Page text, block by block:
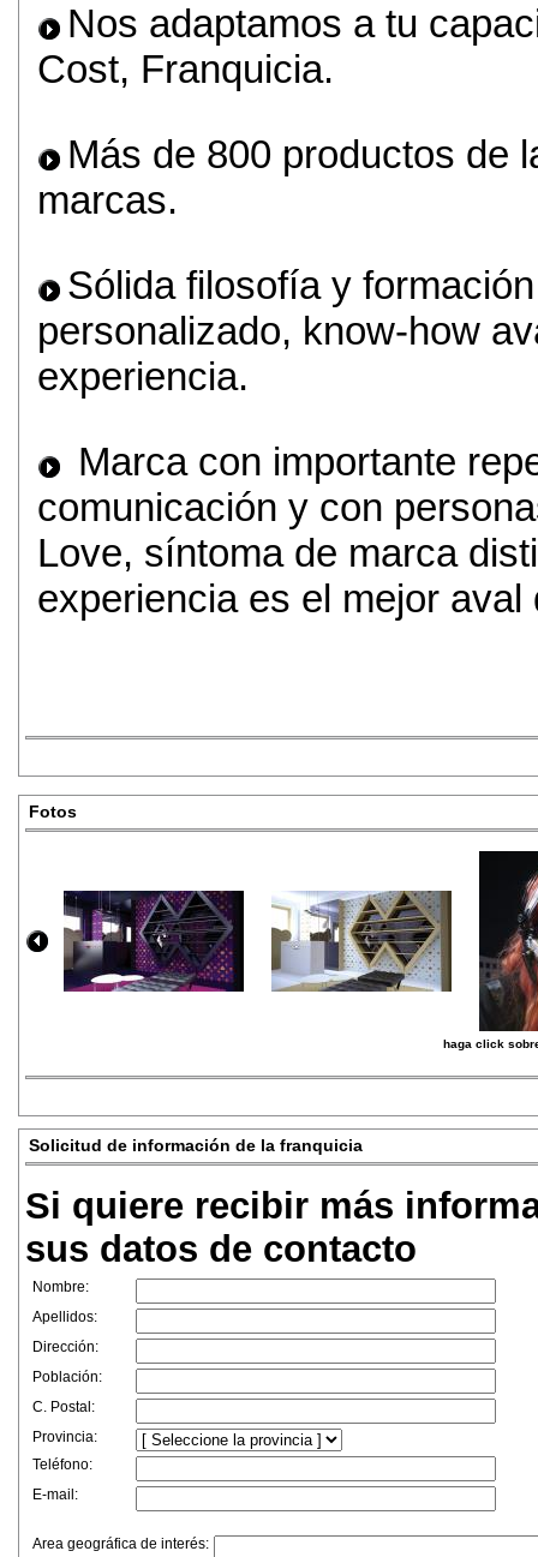
Nos adaptamos a tu
Cost, Franquicia.
Más de 800 productos de
marcas.
Sólida filosofía y
personalizado, know-how
experiencia.
Marca con importante
comunicación y con
Love, síntoma de marca
experiencia es el mejor aval
Fotos
haga click
Solicitud de información de la franquicia
Si quiere recibir más
sus datos de contacto
Nombre:
Apellidos:
Dirección:
Población:
C. Postal:
Provincia:
Teléfono:
E-mail:
Area geográfica de interés: